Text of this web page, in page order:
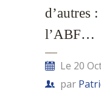
d’autres
l’ABF…
Le 20
par